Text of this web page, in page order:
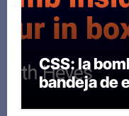
CSS: la
bandeja de